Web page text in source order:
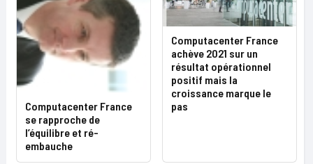
Computacenter France
se rapproche de
l’équilibre et ré-
embauche
Computacenter France
achève 2021 sur un
résultat opérationnel
positif mais la
croissance marque le
pas